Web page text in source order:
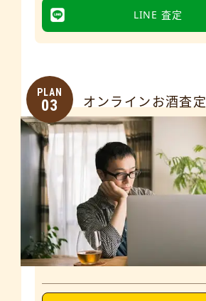
LINE 査定
PLAN
03 オンラインお酒査定